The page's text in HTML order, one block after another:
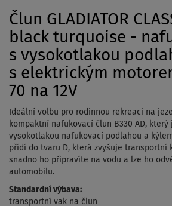
Člun GLADIATOR
black turquoise -
s vysokotlakou
s elektrickým
70 na 12V
Ideální volbu pro rodinnou rekreaci na
kompaktní nafukovací člun B330 AD, který
vysokotlakou nafukovací podlahou a
přídí do tvaru D, která zvyšuje transportní
snadno ho připravíte na vodu a lze ho
automobilu.
Standardní výbava:
transportní vak na člun